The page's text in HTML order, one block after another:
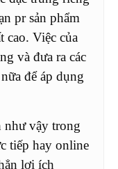
pr sản phẩm
cao. Việc của
và đưa ra các
để áp dụng
như vậy trong
tiếp hay online
lợi ích